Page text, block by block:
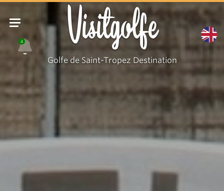
4 Visitgolfe
Golfe de Saint-Tropez Destination